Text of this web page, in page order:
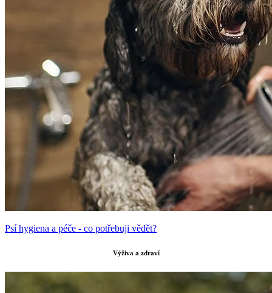
Psí hygiena a péče - co potřebuji vědět?
Výživa a zdraví